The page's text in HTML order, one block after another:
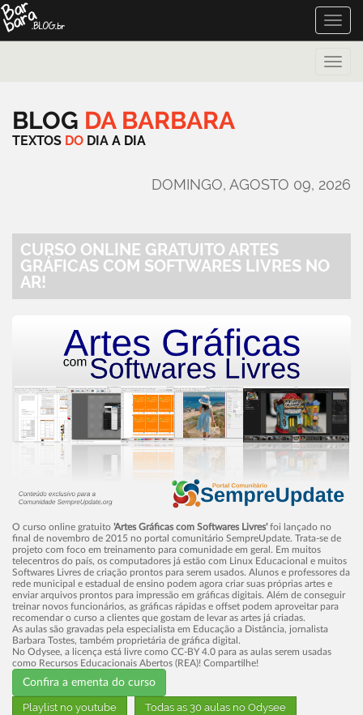
Toggle
Toggle
BLOG DA BARBARA
TEXTOS DO DIA A DIA
DOMINGO, AGOSTO 09, 2026
CURSO ONLINE GRATUITO ARTES
GRÁFICAS COM SOFTWARES LIVRES NO
AR!
O curso online gratuito 'Artes Gráficas com Softwares Livres'foi lançado no
final de novembro de 2015 no portal comunitário SempreUpdate. Trata-se de
projeto com foco em treinamento para comunidade em geral. Em muitos
telecentros do paí­s, os computadores já estão com Linux Educacional e muitos
Softwares Livres de criação prontos para serem usados. Alunos e professores da
rede municipal e estadual de ensino podem agora criar suas próprias artes e
enviar arquivos prontos para impressão em gráficas digitais. Além de conseguir
treinar novos funcionários, as gráficas rápidas e offset podem aproveitar para
recomendar o curso a clientes que gostam de levar as artes já criadas.
As aulas são gravadas pela especialista em Educação a Distância, jornalista
Barbara Tostes, também proprietária de gráfica digital.
No Odysee, a licença está livre como CC-BY 4.0 para as aulas serem usadas
como Recursos Educacionais Abertos (REA)! Compartilhe!
Confira a ementa do curso
Playlist no youtube Todas as 30 aulas no Odysee